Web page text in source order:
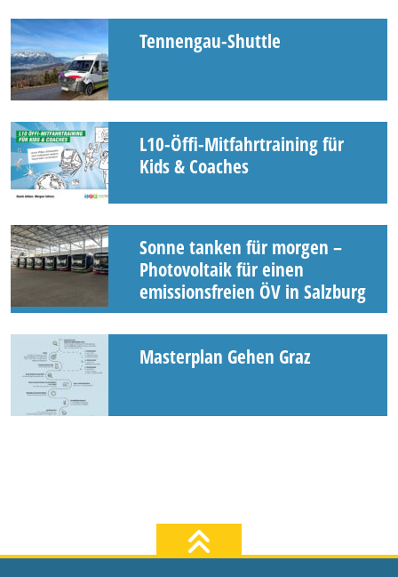
Tennengau-Shuttle
L10-Öffi-Mitfahrtraining für
Kids & Coaches
Sonne tanken für morgen –
Photovoltaik für einen
emissionsfreien ÖV in Salzburg
Masterplan Gehen Graz